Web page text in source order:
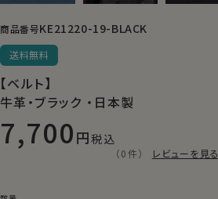
商品番号KE21220-19-BLACK
送料無料
【ベルト】
牛革・ブラック ・日本製
7,700 税込
（0件） レビューを見る